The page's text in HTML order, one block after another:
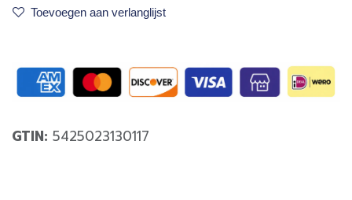
Toevoegen aan verlanglijst
GTIN: 5425023130117